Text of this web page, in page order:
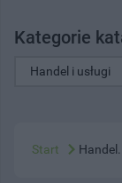
Kategorie
Start Handel...